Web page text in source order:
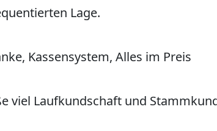
Lage.
Kassensystem, Alles im Preis
viel Laufkundschaft und